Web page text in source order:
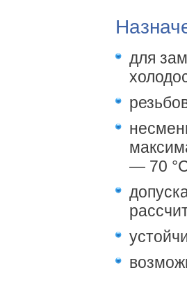
для
— 70